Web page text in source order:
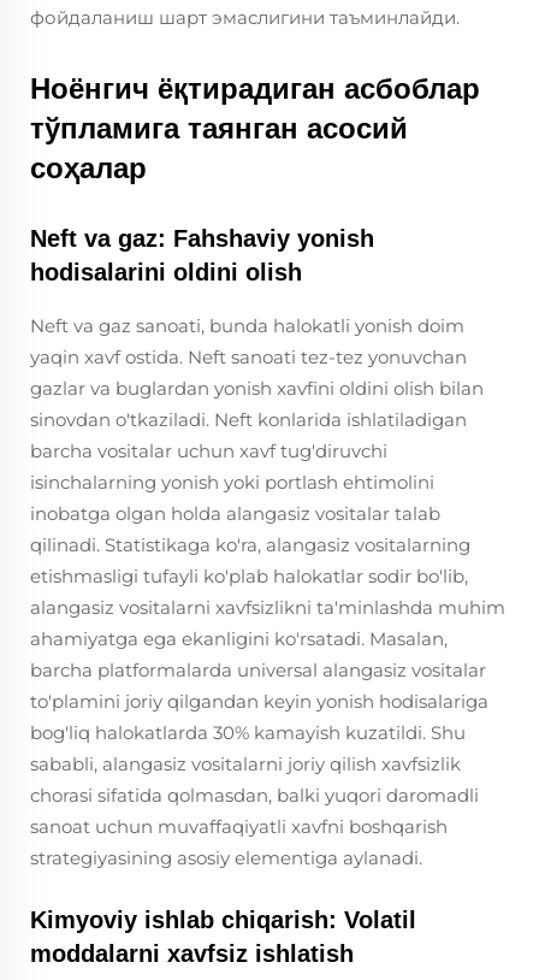
фойдаланиш шарт эмаслигини таъминлайди.
Ноёнгич ёқтирадиган асбоблар
тўпламига таянган асосий
соҳалар
Neft va gaz: Fahshaviy yonish
hodisalarini oldini olish
Neft va gaz sanoati, bunda halokatli yonish doim
yaqin xavf ostida. Neft sanoati tez-tez yonuvchan
gazlar va buglardan yonish xavfini oldini olish bilan
sinovdan o'tkaziladi. Neft konlarida ishlatiladigan
barcha vositalar uchun xavf tug'diruvchi
isinchalarning yonish yoki portlash ehtimolini
inobatga olgan holda alangasiz vositalar talab
qilinadi. Statistikaga ko'ra, alangasiz vositalarning
etishmasligi tufayli ko'plab halokatlar sodir bo'lib,
alangasiz vositalarni xavfsizlikni ta'minlashda muhim
ahamiyatga ega ekanligini ko'rsatadi. Masalan,
barcha platformalarda universal alangasiz vositalar
to'plamini joriy qilgandan keyin yonish hodisalariga
bog'liq halokatlarda 30% kamayish kuzatildi. Shu
sababli, alangasiz vositalarni joriy qilish xavfsizlik
chorasi sifatida qolmasdan, balki yuqori daromadli
sanoat uchun muvaffaqiyatli xavfni boshqarish
strategiyasining asosiy elementiga aylanadi.
Kimyoviy ishlab chiqarish: Volatil
moddalarni xavfsiz ishlatish